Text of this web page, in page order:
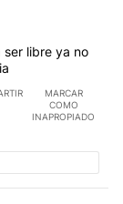
libre ya no
MARCAR
COMO
INAPROPIADO